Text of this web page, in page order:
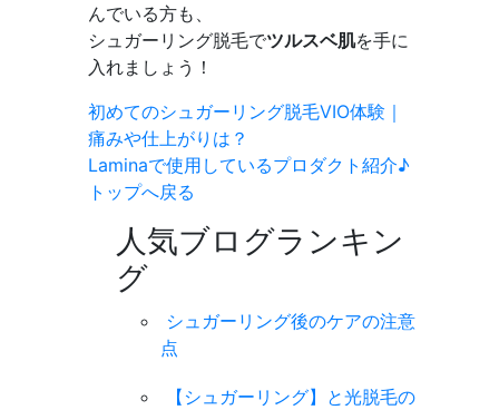
んでいる方も、
シュガーリング脱毛でツルスベ肌を手に
入れましょう！
初めてのシュガーリング脱毛VIO体験｜
痛みや仕上がりは？
Laminaで使用しているプロダクト紹介♪
トップへ戻る
人気ブログランキン
グ
シュガーリング後のケアの注意
点
【シュガーリング】と光脱毛の